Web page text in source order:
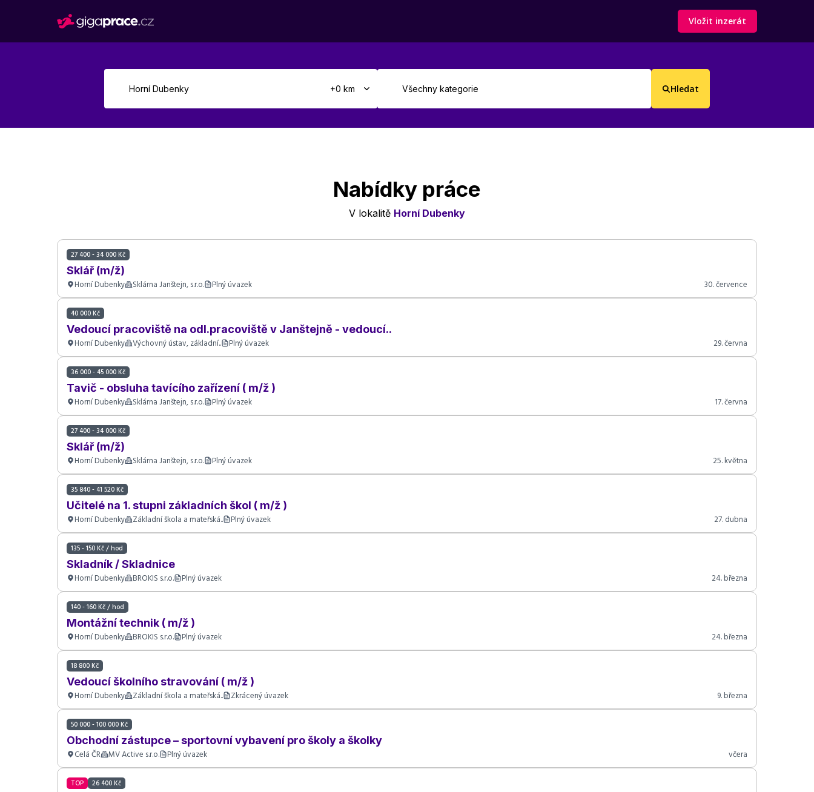
Vložit inzerát
Hledat
Nabídky práce
V lokalitě Horní Dubenky
27 400 - 34 000 Kč
Sklář (m/ž)
Horní Dubenky Sklárna Janštejn, s.r.o. Plný úvazek 30. července
40 000 Kč
Vedoucí pracoviště na odl.pracoviště v Janštejně - vedoucí..
Horní Dubenky Výchovný ústav, základní.. Plný úvazek 29. června
36 000 - 45 000 Kč
Tavič - obsluha tavícího zařízení ( m/ž )
Horní Dubenky Sklárna Janštejn, s.r.o. Plný úvazek 17. června
27 400 - 34 000 Kč
Sklář (m/ž)
Horní Dubenky Sklárna Janštejn, s.r.o. Plný úvazek 25. května
35 840 - 41 520 Kč
Učitelé na 1. stupni základních škol ( m/ž )
Horní Dubenky Základní škola a mateřská.. Plný úvazek 27. dubna
135 - 150 Kč / hod
Skladník / Skladnice
Horní Dubenky BROKIS s.r.o. Plný úvazek 24. března
140 - 160 Kč / hod
Montážní technik ( m/ž )
Horní Dubenky BROKIS s.r.o. Plný úvazek 24. března
18 800 Kč
Vedoucí školního stravování ( m/ž )
Horní Dubenky Základní škola a mateřská.. Zkrácený úvazek 9. března
50 000 - 100 000 Kč
Obchodní zástupce – sportovní vybavení pro školy a školky
Celá ČR MV Active s.r.o. Plný úvazek včera
TOP 26 400 Kč